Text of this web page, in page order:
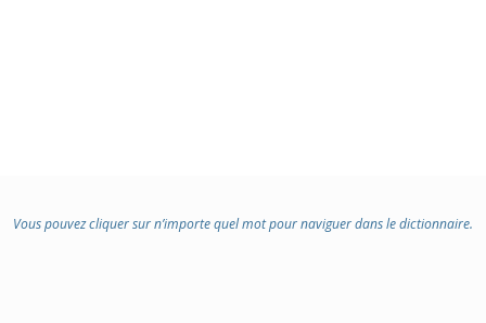
Vous pouvez cliquer sur n’importe quel mot pour naviguer dans le dictionnaire.